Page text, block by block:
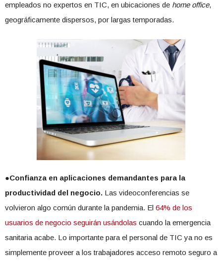
empleados no expertos en TIC, en ubicaciones de home office,
geográficamente dispersos, por largas temporadas.
●Confianza en aplicaciones demandantes para la
productividad del negocio. Las videoconferencias se
volvieron algo común durante la pandemia. El 64% de los
usuarios de negocio seguirán usándolas cuando la emergencia
sanitaria acabe. Lo importante para el personal de TIC ya no es
simplemente proveer a los trabajadores acceso remoto seguro a